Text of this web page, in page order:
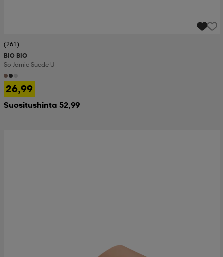
(261)
BIO BIO
So Jamie Suede U
26,99
Suositushinta 52,99